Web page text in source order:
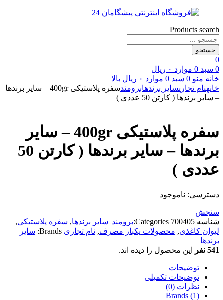
Products search
جستجو
0
0 سبد 0 موارد ۰ ریال
خانه منو 0 سبد 0 موارد ۰ ریال بالا
خانهنام تجاریسایر برندهابرومند
سفره پلاستیکی 400gr – سایر برندها
– سایر برندها ( کارتن 50 عددی )
سفره پلاستیکی 400gr – سایر
برندها – سایر برندها ( کارتن 50
عددی )
دسترسی: ناموجود
سنجش
شناسه 700405
Categories: برومند, سایر برندها, سفره پلاستیکی,
لیوان کاغذی, محصولات یکبار مصرف, نام تجاری Brands: سایر
برندها
541 نفر
این محصول را دیده اند.
توضیحات
توضیحات تکمیلی
نظرات (0)
Brands (1)